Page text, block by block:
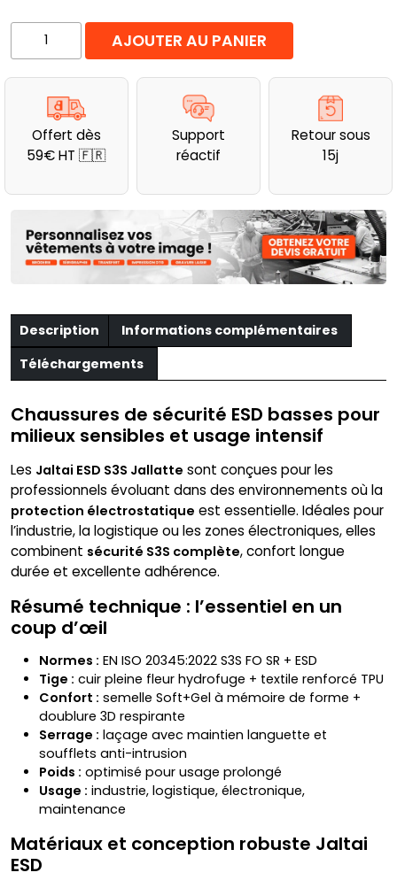
quantité
de
Chaussures
sécurité
basses
Jaltai
Jallatte
AJOUTER AU PANIER
Offert dès
59€ HT 🇫🇷
Support
réactif
Retour sous
15j
Description
Informations complémentaires
Téléchargements
Chaussures de sécurité ESD basses pour
milieux sensibles et usage intensif
Les Jaltai ESD S3S Jallatte sont conçues pour les
professionnels évoluant dans des environnements où la
protection électrostatique est essentielle. Idéales pour
l’industrie, la logistique ou les zones électroniques, elles
combinent sécurité S3S complète, confort longue
durée et excellente adhérence.
Résumé technique : l’essentiel en un
coup d’œil
Normes : EN ISO 20345:2022 S3S FO SR + ESD
Tige : cuir pleine fleur hydrofuge + textile renforcé TPU
Confort : semelle Soft+Gel à mémoire de forme +
doublure 3D respirante
Serrage : laçage avec maintien languette et
soufflets anti-intrusion
Poids : optimisé pour usage prolongé
Usage : industrie, logistique, électronique,
maintenance
Matériaux et conception robuste Jaltai
ESD